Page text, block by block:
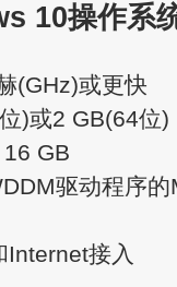
10操作系
或更快
或2 GB(64位)
GB
驱动程序的
接入